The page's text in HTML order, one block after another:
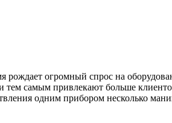
рождает огромный спрос на
самым привлекают больше
одним прибором несколько